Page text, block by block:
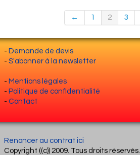
← 1 2 3
- Demande de devis
- S'abonner à la newsletter
- Mentions légales
- Politique de confidentialité
- Contact
Renoncer au contrat ici
Copyright ((c)) 2009. Tous droits réservés.